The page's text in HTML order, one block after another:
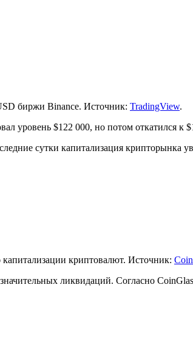
биржи Binance. Источник: TradingView.
уровень $122 000, но потом откатился к
сутки капитализация крипторынка
криптовалют. Источник:
ликвидаций. Согласно